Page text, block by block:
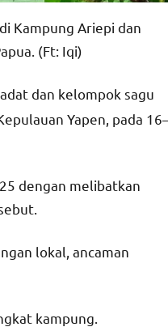
Kampung Ariepi dan
(Ft: Iqi)
dan kelompok sagu
Yapen, pada 16–
dengan melibatkan
lokal, ancaman
kampung.